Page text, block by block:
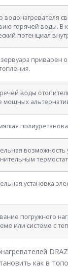
водонагревателя
горячей воды. В
потенциал
приварен
воды
мощных
возможность
установка
погружного
или системе с
как в